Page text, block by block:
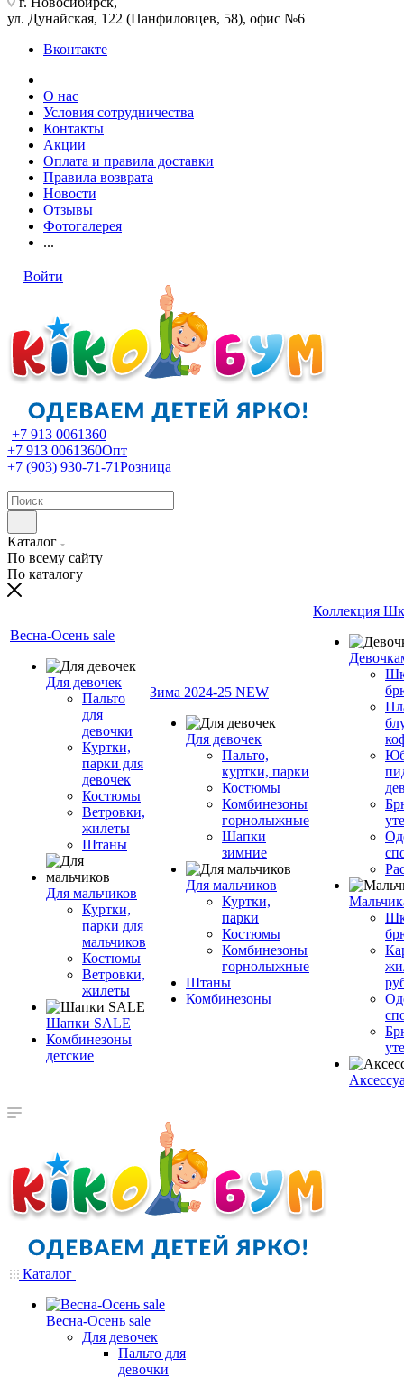
ул. Дунайская, 122 (Панфиловцев, 58), офис №6
Вконтакте
О нас
Условия сотрудничества
Контакты
Акции
Оплата и правила доставки
Правила возврата
Новости
Отзывы
Фотогалерея
...
Войти
+7 913 0061360
+7 913 0061360Опт
+7 (903) 930-71-71Розница
Каталог
По всему сайту
По каталогу
Весна-Осень sale
Для девочек
Пальто
для
девочки
Куртки,
парки для
девочек
Костюмы
Ветровки,
жилеты
Штаны
Для мальчиков
Куртки,
парки для
мальчиков
Костюмы
Ветровки,
жилеты
Шапки SALE
Комбинезоны
детские
Зима 2024-25 NEW
Для девочек
Пальто,
куртки, парки
Костюмы
Комбинезоны
горнолыжные
Шапки
зимние
Для мальчиков
Куртки,
парки
Костюмы
Комбинезоны
горнолыжные
Штаны
Комбинезоны
Коллекция
Каталог
Весна-Осень sale
Для девочек
Пальто для
девочки